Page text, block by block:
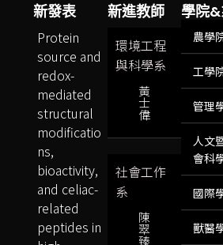
學院
農學
工學
管理
人文
會科
國際
獸醫
新進教師
環境工程
與科學系
黃
士
偉
社會工作
系
陳
翠
臻
新發表
Protein
source and
redox-
mediated
structural
modificatio
ns,
bioactivity,
and celiac-
related
peptides in